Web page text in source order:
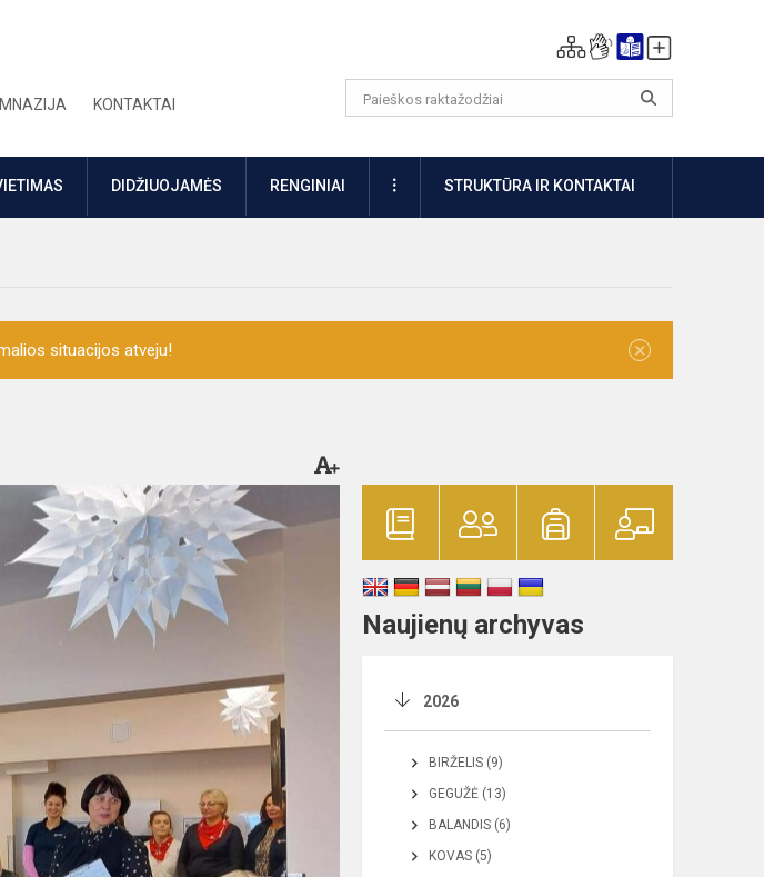
KONTAKTAI
DIDŽIUOJAMĖS RENGINIAI DAUGIAUSTRUKTŪRA IR KONTAKTAI
situacijos atveju! ×
Naujienų archyvas
2026
BIRŽELIS (9)
GEGUŽĖ (13)
BALANDIS (6)
KOVAS (5)